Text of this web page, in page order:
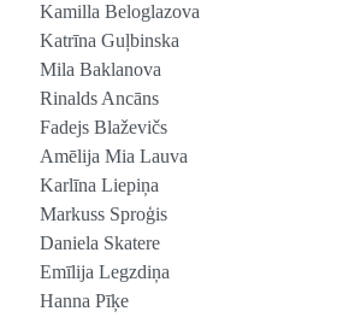
Kamilla Beloglazova
Katrīna Guļbinska
Mila Baklanova
Rinalds Ancāns
Fadejs Blaževičs
Amēlija Mia Lauva
Karlīna Liepiņa
Markuss Sproģis
Daniela Skatere
Emīlija Legzdiņa
Hanna Pīķe